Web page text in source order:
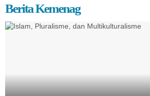
Berita Kemenag